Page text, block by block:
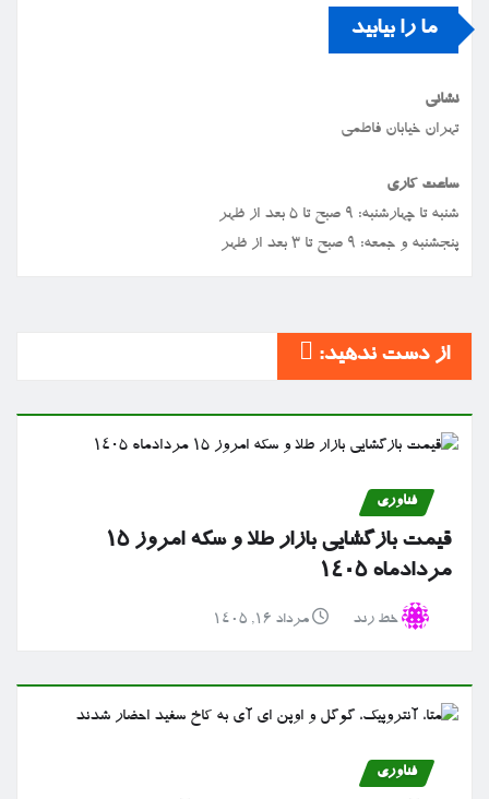
ما را بیابید
نشانی
تهران خیابان فاطمی
ساعت کاری
شنبه تا چهارشنبه: ۹ صبح تا ۵ بعد از ظهر
پنجشنبه و جمعه: ۹ صبح تا ۳ بعد از ظهر
از دست ندهید:
فناوری
قیمت بازگشایی بازار طلا و سکه امروز ۱۵
مردادماه ۱۴۰۵
خط رند مرداد ۱۶, ۱۴۰۵
فناوری